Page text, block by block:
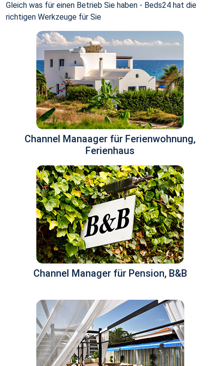
Gleich was für einen Betrieb Sie haben - Beds24 hat die
richtigen Werkzeuge für Sie
Channel Manaager für Ferienwohnung,
Ferienhaus
Channel Manager für Pension, B&B